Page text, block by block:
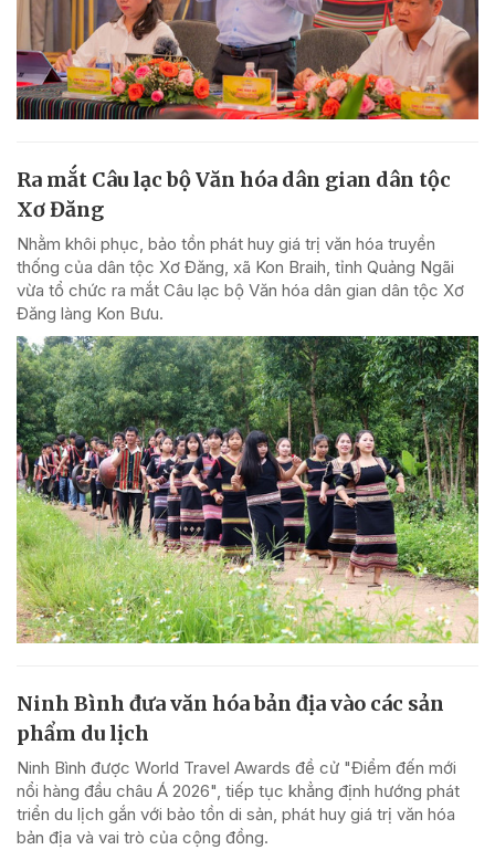
Ra mắt Câu lạc bộ Văn hóa dân gian dân tộc
Xơ Đăng
Nhằm khôi phục, bảo tồn phát huy giá trị văn hóa truyền
thống của dân tộc Xơ Đăng, xã Kon Braih, tỉnh Quảng Ngãi
vừa tổ chức ra mắt Câu lạc bộ Văn hóa dân gian dân tộc Xơ
Đăng làng Kon Bưu.
Ninh Bình đưa văn hóa bản địa vào các sản
phẩm du lịch
Ninh Bình được World Travel Awards đề cử "Điểm đến mới
nổi hàng đầu châu Á 2026", tiếp tục khẳng định hướng phát
triển du lịch gắn với bảo tồn di sản, phát huy giá trị văn hóa
bản địa và vai trò của cộng đồng.